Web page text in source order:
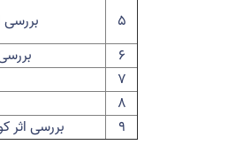
۵
بررسی اثر
۶
۷
۸
۹
بررسی اثر